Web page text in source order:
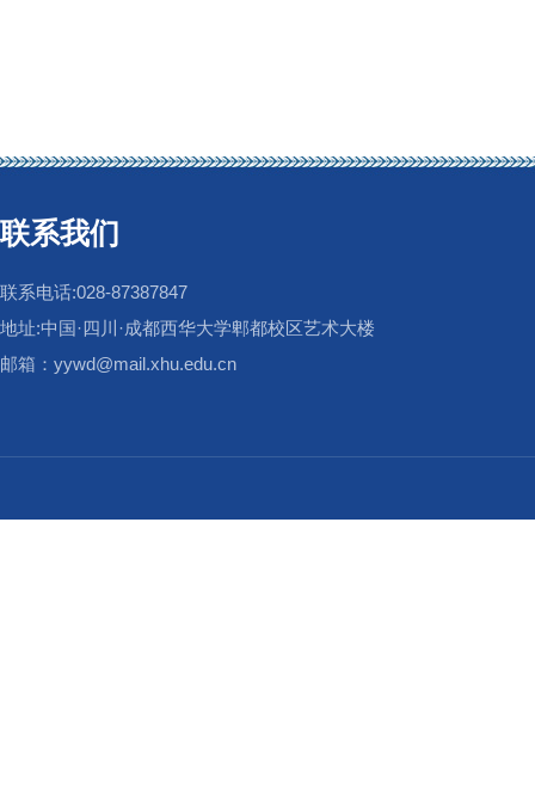
联系我们
联系电话:028-87387847
地址:中国·四川·成都西华大学郫都校区艺术大楼
邮箱：yywd@mail.xhu.edu.cn